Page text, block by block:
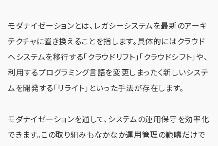
モダナイゼーションとは、レガシーシステムを最新のアーキ
テクチャに置き換えることを指します。具体的にはクラウド
へシステムを移行する「クラウドリフト」「クラウドシフト」や、
利用するプログラミング言語を変更しまったく新しいシステ
ムを開発する「リライト」といった手法が存在します。
モダナイゼーションを通して、システムの運用保守を効率化
できます。この取り組みもなかなか運用管理の範疇だけで